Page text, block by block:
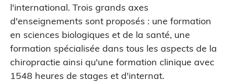
l'international. Trois grands axes
d'enseignements sont proposés : une formation
en sciences biologiques et de la santé, une
formation spécialisée dans tous les aspects de la
chiropractie ainsi qu'une formation clinique avec
1548 heures de stages et d'internat.